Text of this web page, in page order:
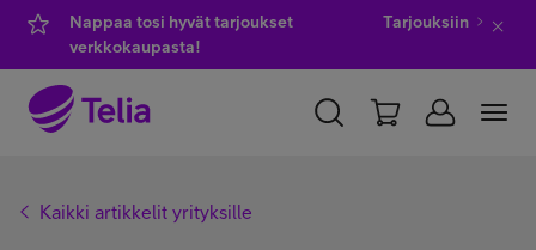
Nappaa tosi hyvät tarjoukset
verkkokaupasta!
Tarjouksiin
Kaikki artikkelit yrityksille